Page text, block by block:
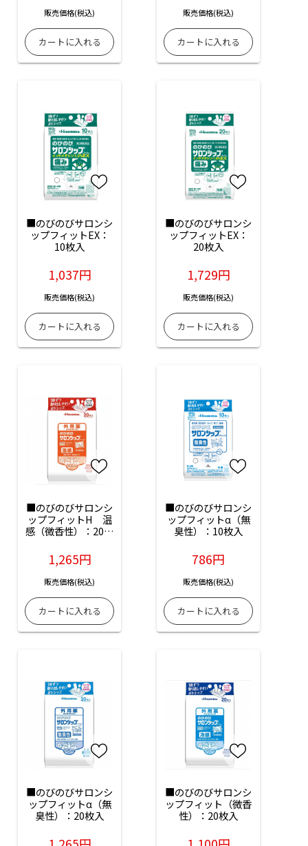
販売価格(税込) 販売価格(税込)
■のびのびサロンシ
ップフィットEX：
10枚入
1,037円
販売価格(税込)
■のびのびサロンシ
ップフィットEX：
20枚入
1,729円
販売価格(税込)
■のびのびサロンシ
ップフィットH　温
感（微香性）：20枚
1,265円
販売価格(税込)
■のびのびサロンシ
ップフィットα（無
臭性）：10枚入
786円
販売価格(税込)
■のびのびサロンシ
ップフィットα（無
臭性）：20枚入
■のびのびサロンシ
ップフィット（微香
性）：20枚入